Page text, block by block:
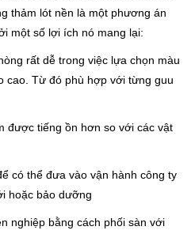
thảm lót nền là một phương án
một số lợi ích nó mang lại:
rất dễ trong việc lựa chọn màu
cao. Từ đó phù hợp với từng guu
được tiếng ồn hơn so với các vật
có thể đưa vào vận hành công ty
hoặc bảo dưỡng
nghiệp bằng cách phối sàn với